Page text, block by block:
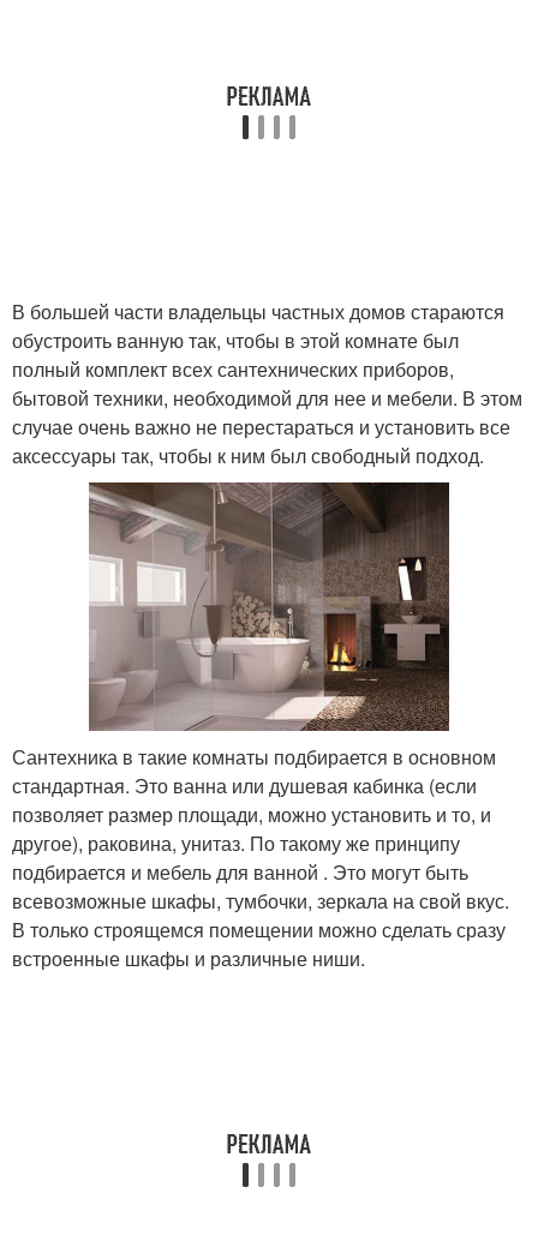
В большей части владельцы частных домов стараются
обустроить ванную так, чтобы в этой комнате был
полный комплект всех сантехнических приборов,
бытовой техники, необходимой для нее и мебели. В этом
случае очень важно не перестараться и установить все
аксессуары так, чтобы к ним был свободный подход.
Сантехника в такие комнаты подбирается в основном
стандартная. Это ванна или душевая кабинка (если
позволяет размер площади, можно установить и то, и
другое), раковина, унитаз. По такому же принципу
подбирается и мебель для ванной . Это могут быть
всевозможные шкафы, тумбочки, зеркала на свой вкус.
В только строящемся помещении можно сделать сразу
встроенные шкафы и различные ниши.